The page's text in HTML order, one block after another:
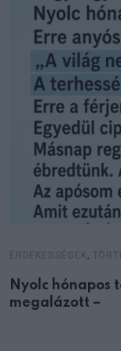
,
Nyolc hónapos
megalázott –